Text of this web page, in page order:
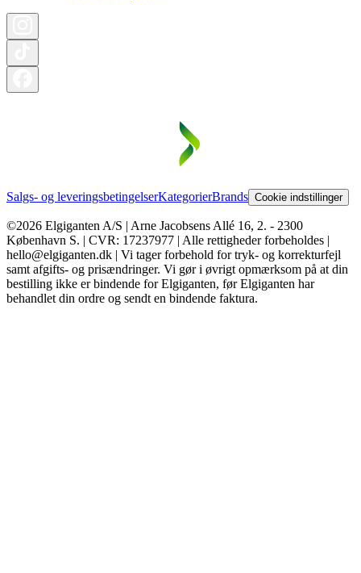
Salgs- og leveringsbetingelserKategorierBrands Cookie indstillinger
©2026 Elgiganten A/S | Arne Jacobsens Allé 16, 2. - 2300
København S. | CVR: 17237977 | Alle rettigheder forbeholdes |
hello@elgiganten.dk | Vi tager forbehold for tryk- og korrekturfejl
samt afgifts- og prisændringer. Vi gør i øvrigt opmærksom på at din
bestilling ikke er bindende for Elgiganten, før Elgiganten har
behandlet din ordre og sendt en bindende faktura.